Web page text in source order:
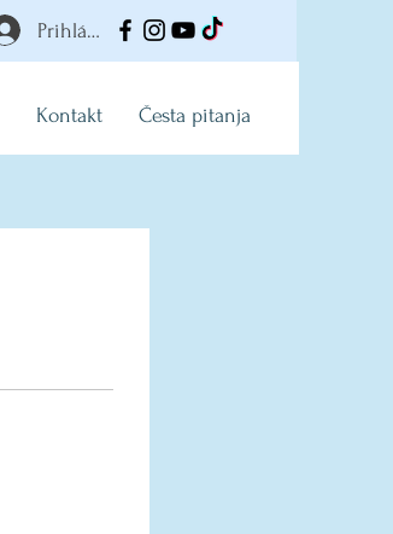
Prihlásiť
Kontakt Česta pitanja